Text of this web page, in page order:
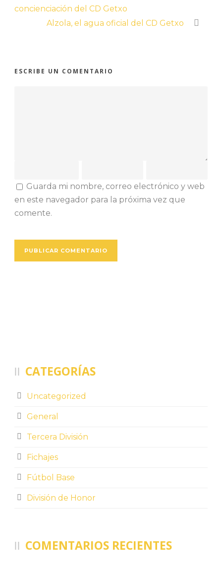
concienciación del CD Getxo
Alzola, el agua oficial del CD Getxo
ESCRIBE UN COMENTARIO
Guarda mi nombre, correo electrónico y web
en este navegador para la próxima vez que
comente.
CATEGORÍAS
Uncategorized
General
Tercera División
Fichajes
Fútbol Base
División de Honor
COMENTARIOS RECIENTES